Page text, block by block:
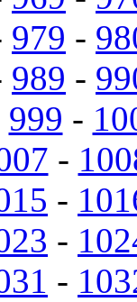
979 -
989 -
999 -
-
-
-
-